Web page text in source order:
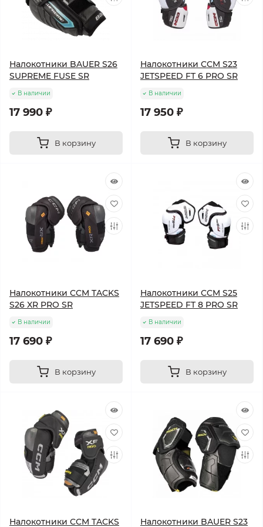
Налокотники BAUER S26
SUPREME FUSE SR
В наличии
17 990 ₽
В корзину
Налокотники CCM S23
JETSPEED FT 6 PRO SR
В наличии
17 950 ₽
В корзину
Налокотники CCM TACKS
S26 XR PRO SR
В наличии
17 690 ₽
В корзину
Налокотники CCM S25
JETSPEED FT 8 PRO SR
В наличии
17 690 ₽
В корзину
Налокотники CCM TACKS Налокотники BAUER S23